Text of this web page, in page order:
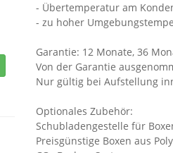
- Übertemperatur am
- zu hoher
Garantie: 12 Monate, 36
Von der Garantie
Nur gültig bei Aufstellung
Optionales Zubehör:
Schubladengestelle für
Preisgünstige Boxen aus